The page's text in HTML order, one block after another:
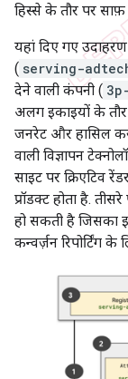
हिस्से के तौर पर साफ़
यहां दिए गए उदाहरण
( serving-
देने वाली कंपनी (
अलग इकाइयों के तौर
जनरेट और हासिल
वाली विज्ञापन
साइट पर क्रिएटिव
प्रॉडक्ट होता है.
हो सकती है जिसका
कन्वर्ज़न रिपोर्टिंग के